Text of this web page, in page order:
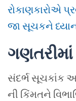
રોકાણકારોએ
જા સૂચકને
ગણતરીમાં
સંદર્ભ સૂચકાંક
ની કિંમતને